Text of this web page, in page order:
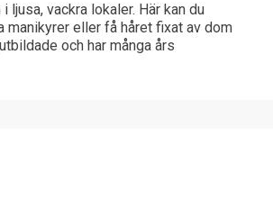
vackra lokaler. Här kan du
manikyrer eller få håret fixat av dom
och har många års